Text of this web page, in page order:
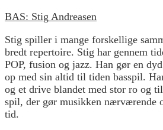
BAS: Stig Andreasen
Stig spiller i mange forskellige
bredt repertoire. Stig har gennem
POP, fusion og jazz. Han gør en
op med sin altid til tiden basspil.
og et drive blandet med stor ro og
spil, der gør musikken nærværende
tid.